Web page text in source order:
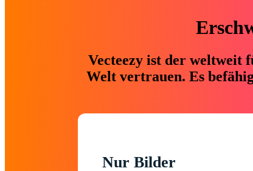
Vecteezy ist der weltweit
Welt vertrauen. Es
Nur Bilder